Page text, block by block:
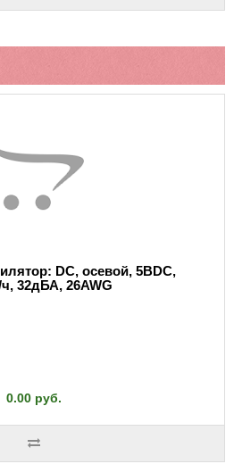
DC, осевой, 5ВDC,
32дБА, 26AWG
0.00 руб.